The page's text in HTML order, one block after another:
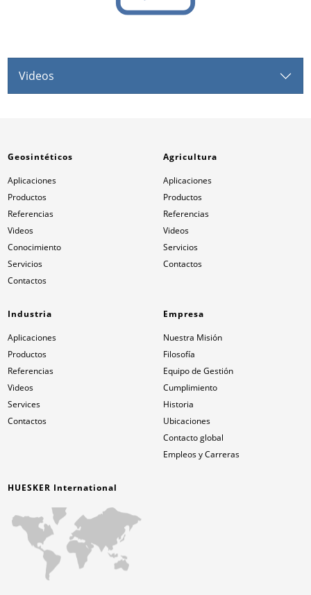
Videos
HUESKER International
Geosintéticos
Aplicaciones
Productos
Referencias
Videos
Conocimiento
Servicios
Contactos
Agricultura
Aplicaciones
Productos
Referencias
Videos
Servicios
Contactos
Industria
Aplicaciones
Productos
Referencias
Videos
Services
Contactos
Empresa
Nuestra Misión
Filosofía
Equipo de Gestión
Cumplimiento
Historia
Ubicaciones
Contacto global
Empleos y Carreras